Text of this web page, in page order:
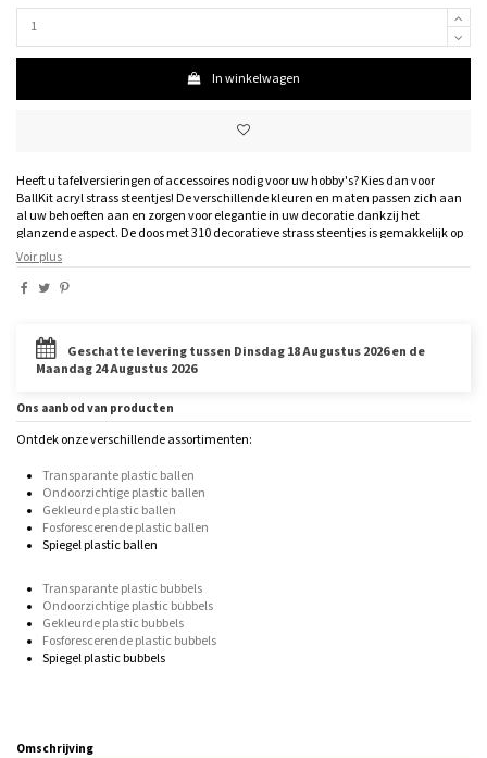
In winkelwagen
Heeft u tafelversieringen of accessoires nodig voor uw hobby's? Kies dan voor
BallKit acryl strass steentjes! De verschillende kleuren en maten passen zich aan
al uw behoeften aan en zorgen voor elegantie in uw decoratie dankzij het
glanzende aspect. De doos met 310 decoratieve strass steentjes is gemakkelijk op
te bergen en te hergebruiken wanneer u dat wilt: op een bruiloft, een maaltijd met
vrienden of familie, voor de eindejaarsvakantie, tijdens knutsel- en
handwerkactiviteiten, om transparante ballen te vullen of om op verschillende
Voir plus
Geschatte levering tussen Dinsdag 18 Augustus 2026 en de
Maandag 24 Augustus 2026
Ons aanbod van producten
Ontdek onze verschillende assortimenten:
Transparante plastic ballen
Ondoorzichtige plastic ballen
Gekleurde plastic ballen
Fosforescerende plastic ballen
Spiegel plastic ballen
Transparante plastic bubbels
Ondoorzichtige plastic bubbels
Gekleurde plastic bubbels
Fosforescerende plastic bubbels
Spiegel plastic bubbels
Omschrijving